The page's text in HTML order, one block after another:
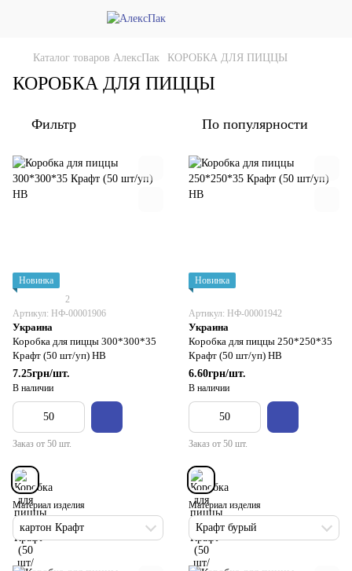
Каталог товаров АлексПак КОРОБКА ДЛЯ ПИЦЦЫ
КОРОБКА ДЛЯ ПИЦЦЫ
Фильтр По популярности
Новинка
2
Артикул: НФ-00001906
Украина
Коробка для пиццы 300*300*35
Крафт (50 шт/уп) НВ
7.25грн/шт.
В наличии
Заказ от 50 шт.
Материал изделия
картон Крафт
Новинка
Артикул: НФ-00001942
Украина
Коробка для пиццы 250*250*35
Крафт (50 шт/уп) НВ
6.60грн/шт.
В наличии
Заказ от 50 шт.
Материал изделия
Крафт бурый